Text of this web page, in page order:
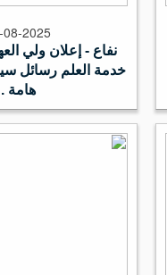
08-2025
نفاع - إعلان ولي
خدمة العلم رسائل
هامة .